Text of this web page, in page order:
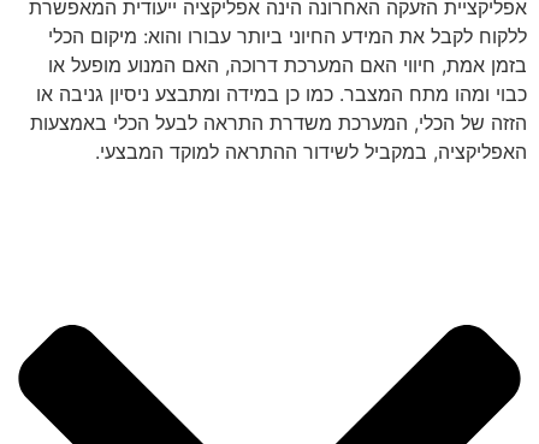
אפליקציית הזעקה האחרונה הינה אפליקציה ייעודית המאפשרת
ללקוח לקבל את המידע החיוני ביותר עבורו והוא: מיקום הכלי
בזמן אמת, חיווי האם המערכת דרוכה, האם המנוע מופעל או
כבוי ומהו מתח המצבר. כמו כן במידה ומתבצע ניסיון גניבה או
הזזה של הכלי, המערכת משדרת התראה לבעל הכלי באמצעות
האפליקציה, במקביל לשידור ההתראה למוקד המבצעי.